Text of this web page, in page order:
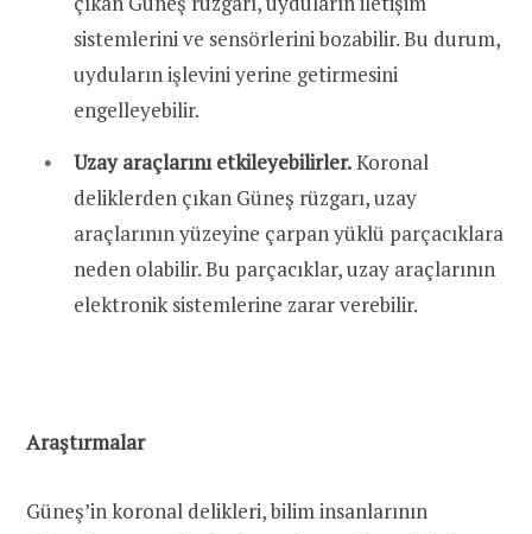
sistemlerini ve sensörlerini bozabilir. Bu durum,
uyduların işlevini yerine getirmesini
engelleyebilir.
Uzay araçlarını etkileyebilirler.Koronal
deliklerden çıkan Güneş rüzgarı, uzay
araçlarının yüzeyine çarpan yüklü parçacıklara
neden olabilir. Bu parçacıklar, uzay araçlarının
elektronik sistemlerine zarar verebilir.
Araştırmalar
Güneş’in koronal delikleri, bilim insanlarının